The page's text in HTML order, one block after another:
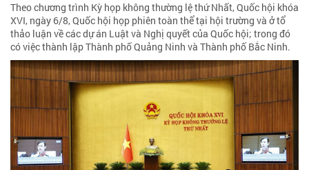
Theo chương trình Kỳ họp không thường lệ thứ Nhất, Quốc hội khóa
XVI, ngày 6/8, Quốc hội họp phiên toàn thể tại hội trường và ở tổ
thảo luận về các dự án Luật và Nghị quyết của Quốc hội; trong đó
có việc thành lập Thành phố Quảng Ninh và Thành phố Bắc Ninh.